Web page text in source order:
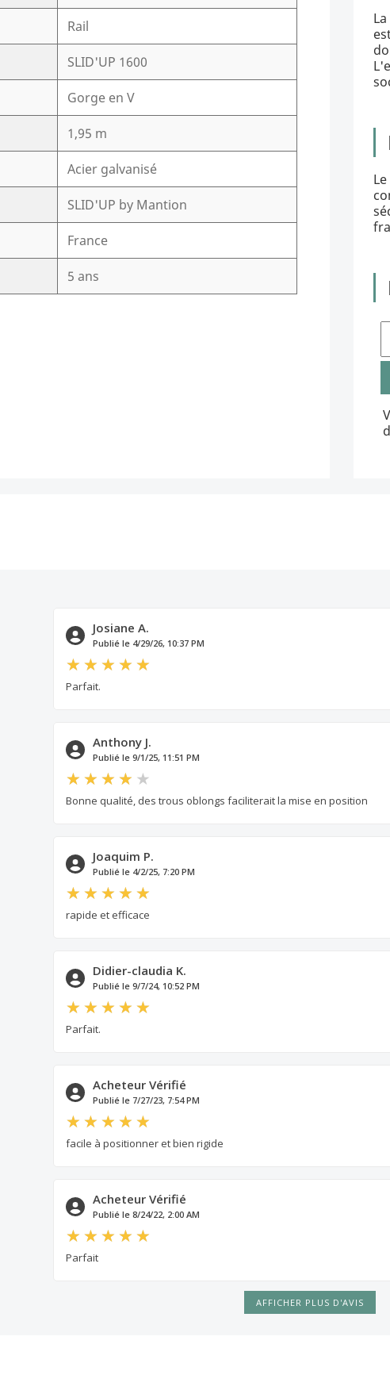
Rail
SLID'UP 1600
Gorge en V
1,95 m
Acier galvanisé
SLID'UP by Mantion
France
5 ans
Josiane A.
Publié le 4/29/26, 10:37 PM
Parfait.
Anthony J.
Publié le 9/1/25, 11:51 PM
Bonne qualité, des trous oblongs faciliterait la mise en position
Joaquim P.
Publié le 4/2/25, 7:20 PM
rapide et efficace
Didier-claudia K.
Publié le 9/7/24, 10:52 PM
Parfait.
Acheteur Vérifié
Publié le 7/27/23, 7:54 PM
facile à positionner et bien rigide
Acheteur Vérifié
Publié le 8/24/22, 2:00 AM
Parfait
AFFICHER PLUS D'AVIS